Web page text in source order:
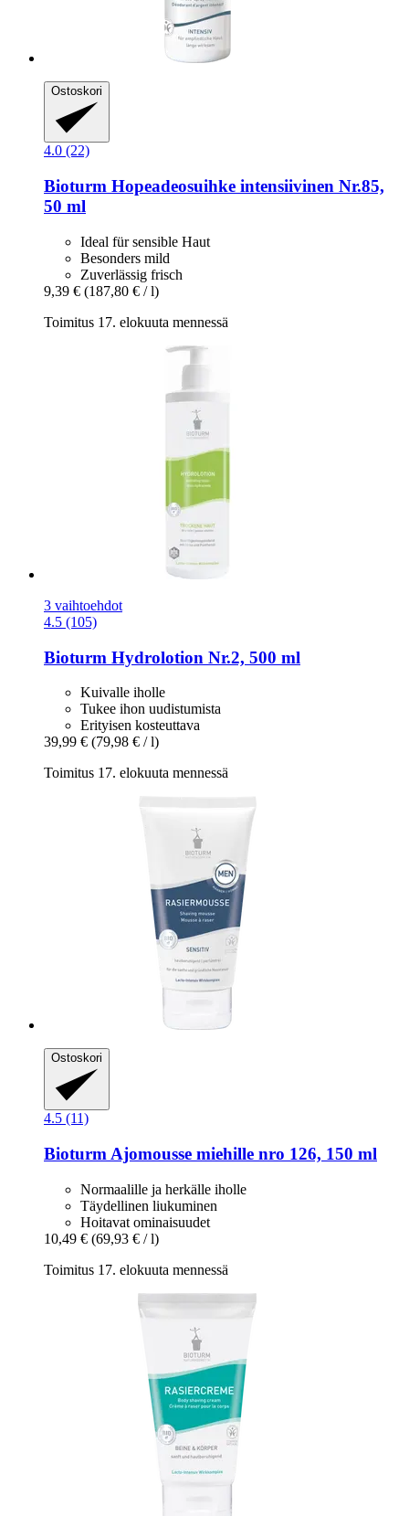
Ostoskori
4.0 (22)
Bioturm Hopeadeosuihke intensiivinen Nr.85,
50 ml
Ideal für sensible Haut
Besonders mild
Zuverlässig frisch
9,39 € (187,80 € / l)
Toimitus 17. elokuuta mennessä
3 vaihtoehdot
4.5 (105)
Bioturm Hydrolotion Nr.2, 500 ml
Kuivalle iholle
Tukee ihon uudistumista
Erityisen kosteuttava
39,99 € (79,98 € / l)
Toimitus 17. elokuuta mennessä
Ostoskori
4.5 (11)
Bioturm Ajomousse miehille nro 126, 150 ml
Normaalille ja herkälle iholle
Täydellinen liukuminen
Hoitavat ominaisuudet
10,49 € (69,93 € / l)
Toimitus 17. elokuuta mennessä